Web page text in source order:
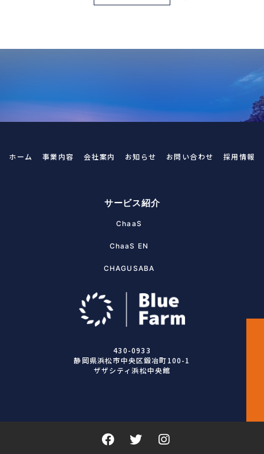
ホーム 事業内容 会社案内 お知らせ お問い合わせ 採用情報
サービス紹介
ChaaS
ChaaS EN
CHAGUSABA
430-0933
静岡県浜松市中央区鍛冶町100-1
ザザシティ浜松中央館